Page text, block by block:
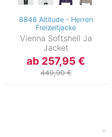
8848 Altitude - Herren
Freizeitjacke
Vienna Softshell Ja
Jacket
ab 257,95 €
449,90 €